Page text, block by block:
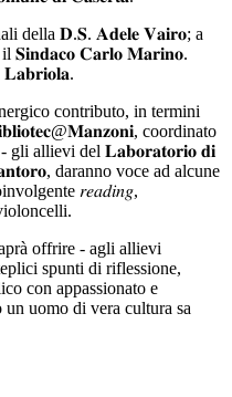
della 𝐃.𝐒. 𝐀𝐝𝐞𝐥𝐞 𝐕𝐚𝐢𝐫𝐨; a
𝐒𝐢𝐧𝐝𝐚𝐜𝐨 𝐂𝐚𝐫𝐥𝐨 𝐌𝐚𝐫𝐢𝐧𝐨.
contributo, in termini
coordinato
- gli allievi del 𝐋𝐚𝐛𝐨𝐫𝐚𝐭𝐨𝐫𝐢𝐨 𝐝𝐢
daranno voce ad alcune
𝑟𝑒𝑎𝑑𝑖𝑛𝑔,
offrire - agli allievi
spunti di riflessione,
con appassionato e
uomo di vera cultura sa